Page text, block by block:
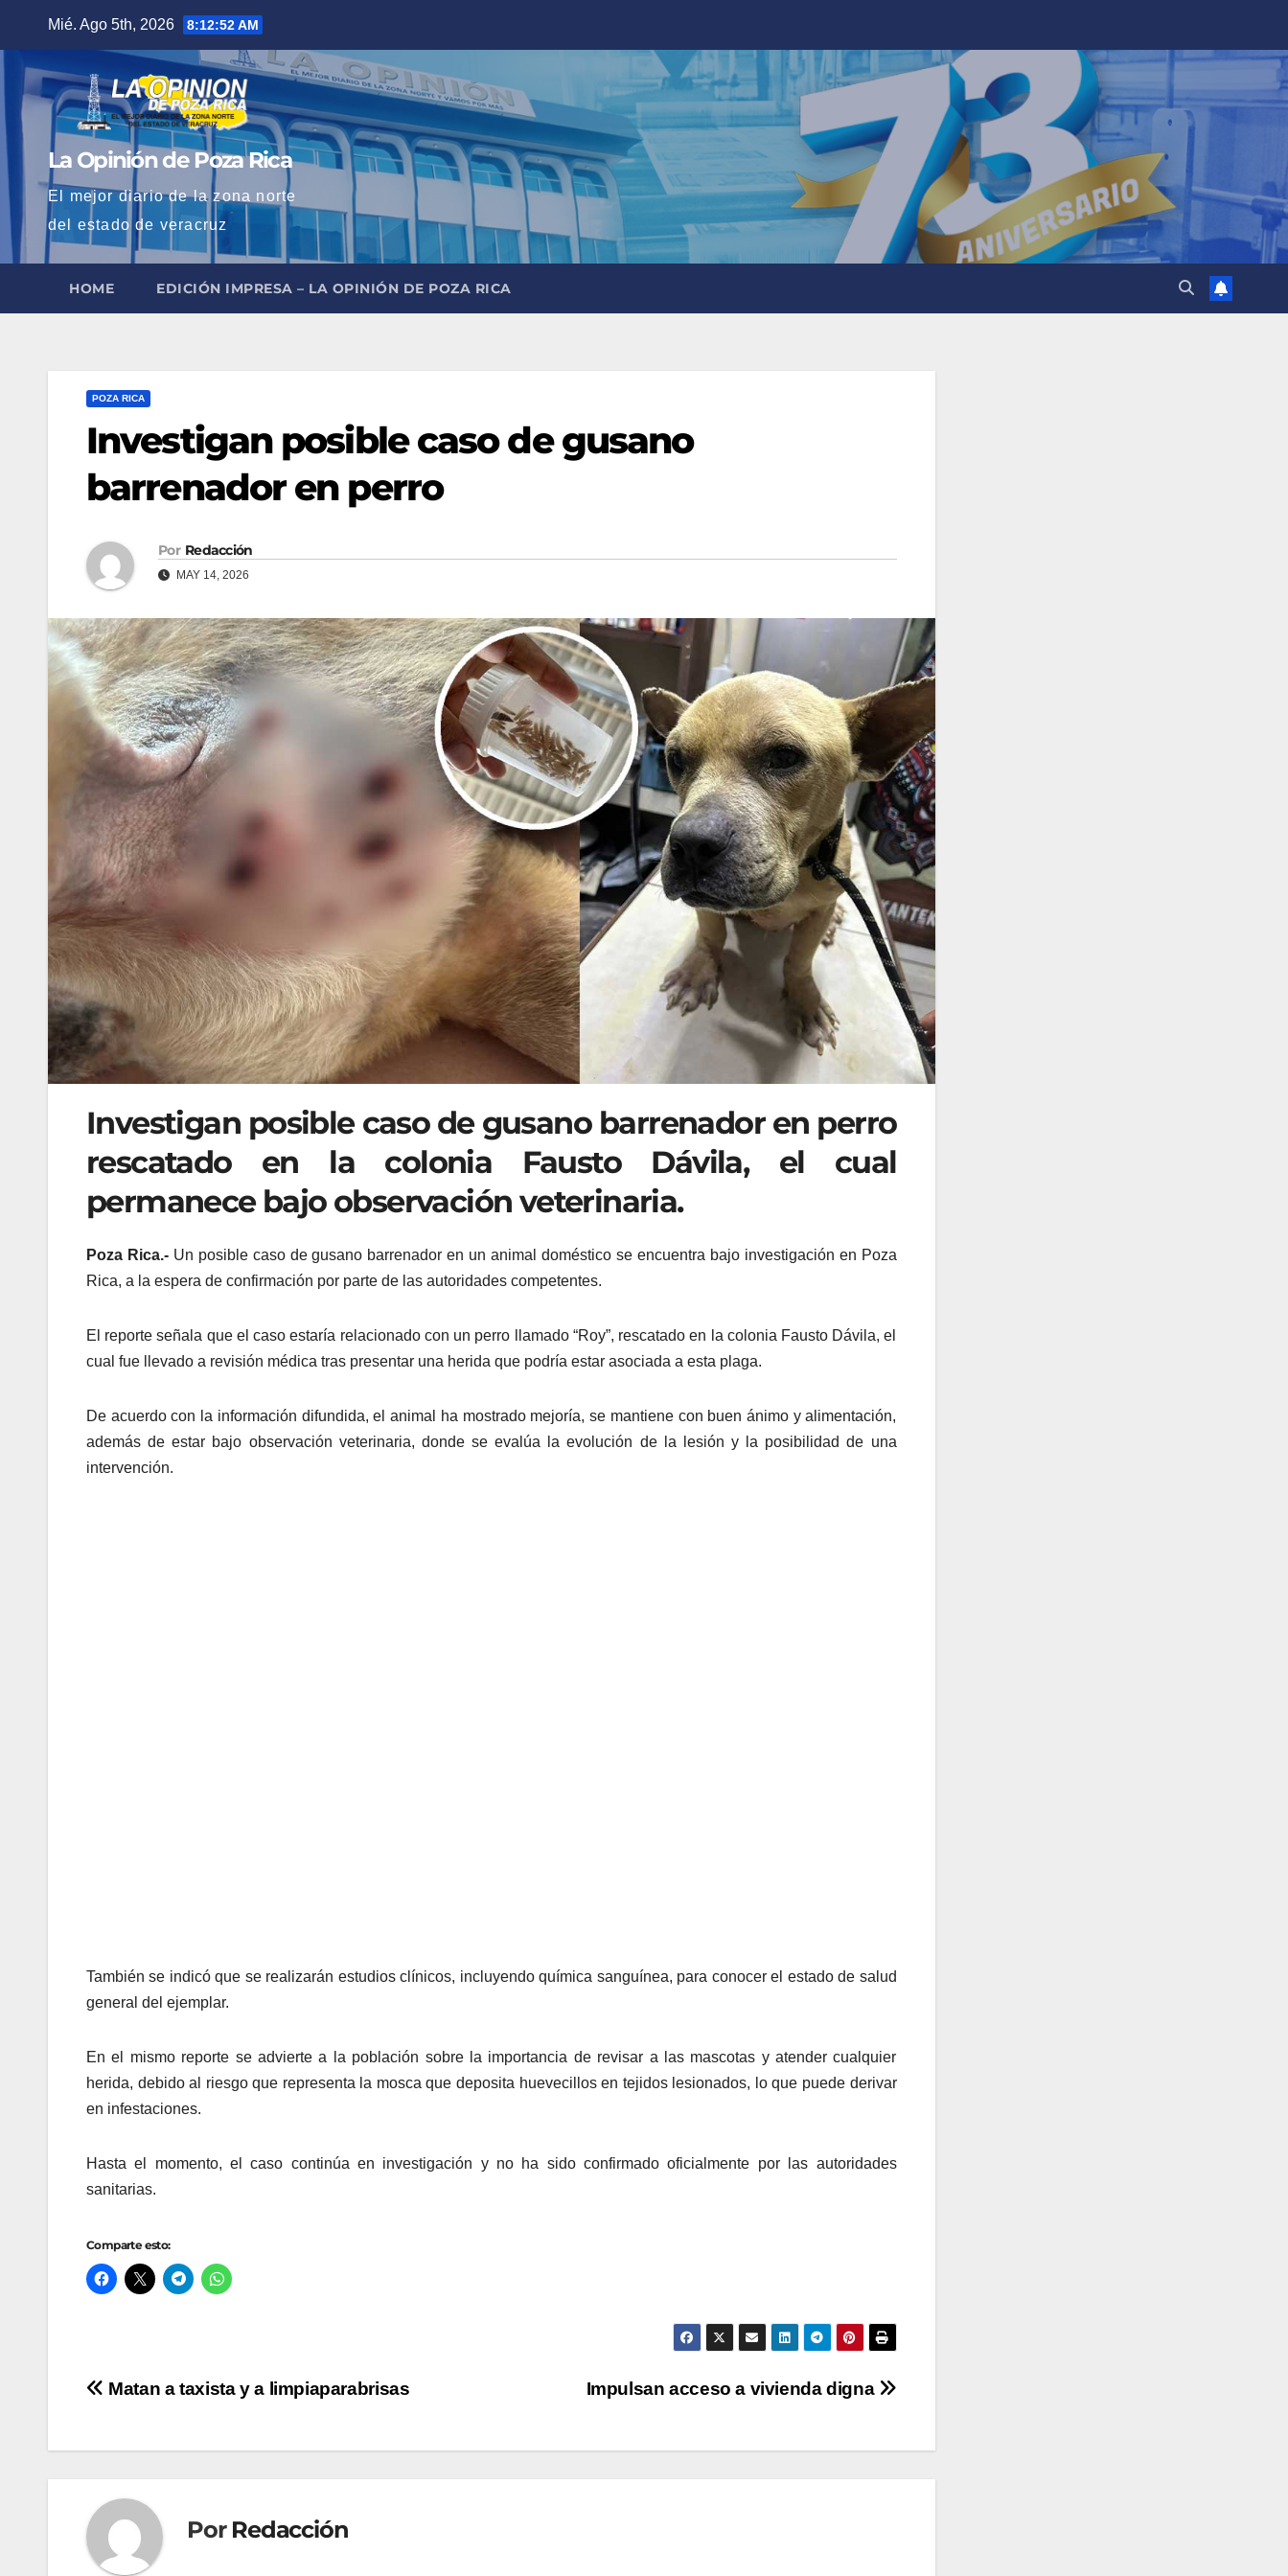
contenido
Mié. Ago 5th, 2026 8:12:53 AM
La Opinión de Poza Rica
El mejor diario de la zona norte
del estado de veracruz
HOME EDICIÓN IMPRESA – LA OPINIÓN DE POZA RICA
POZA RICA
Investigan posible caso de gusano
barrenador en perro
Por Redacción
MAY 14, 2026
Investigan posible caso de gusano barrenador en perro
rescatado en la colonia Fausto Dávila, el cual
permanece bajo observación veterinaria.
Poza Rica.-Un posible caso de gusano barrenador en un animal doméstico se encuentra bajo investigación en Poza
Rica, a la espera de confirmación por parte de las autoridades competentes.
El reporte señala que el caso estaría relacionado con un perro llamado “Roy”, rescatado en la colonia Fausto Dávila, el
cual fue llevado a revisión médica tras presentar una herida que podría estar asociada a esta plaga.
De acuerdo con la información difundida, el animal ha mostrado mejoría, se mantiene con buen ánimo y alimentación,
además de estar bajo observación veterinaria, donde se evalúa la evolución de la lesión y la posibilidad de una
intervención.
También se indicó que se realizarán estudios clínicos, incluyendo química sanguínea, para conocer el estado de salud
general del ejemplar.
En el mismo reporte se advierte a la población sobre la importancia de revisar a las mascotas y atender cualquier
herida, debido al riesgo que representa la mosca que deposita huevecillos en tejidos lesionados, lo que puede derivar
en infestaciones.
Hasta el momento, el caso continúa en investigación y no ha sido confirmado oficialmente por las autoridades
sanitarias.
Comparte esto:
Navegación
Impulsan acceso a vivienda digna
Matan a taxista y a limpiaparabrisas
Por Redacción